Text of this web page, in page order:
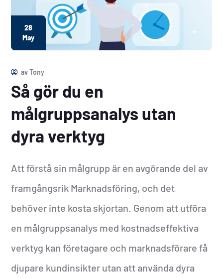
28
May
avTony
Så gör du en
målgruppsanalys utan
dyra verktyg
Att förstå sin målgrupp är en avgörande del av
framgångsrik Marknadsföring, och det
behöver inte kosta skjortan. Genom att utföra
en målgruppsanalys med kostnadseffektiva
verktyg kan företagare och marknadsförare få
djupare kundinsikter utan att använda dyra